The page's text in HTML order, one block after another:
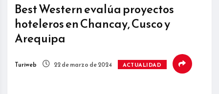
Best Western evalúa proyectos
hoteleros en Chancay, Cusco y
Arequipa
Turiweb 22 de marzo de 2024 ACTUALIDAD